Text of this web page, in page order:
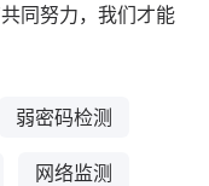
同努力，我们才能
弱密码检测
网络监测